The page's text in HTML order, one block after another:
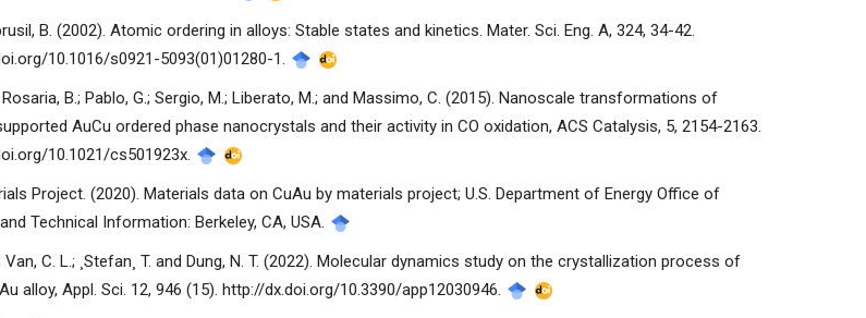
B. (2002). Atomic ordering in alloys: Stable states and kinetics. Mater. Sci. Eng. A, 324, 34-42.
10.1016/s0921-5093(01)01280-1.
Rosaria, B.; Pablo, G.; Sergio, M.; Liberato, M.; and Massimo, C. (2015). Nanoscale transformations of
AuCu ordered phase nanocrystals and their activity in CO oxidation, ACS Catalysis, 5, 2154-2163.
10.1021/cs501923x.
Project. (2020). Materials data on CuAu by materials project; U.S. Department of Energy Office of
Technical Information: Berkeley, CA, USA.
Van, C. L.; ¸Stefan¸ T. and Dung, N. T. (2022). Molecular dynamics study on the crystallization process of
alloy, Appl. Sci. 12, 946 (15). http://dx.doi.org/10.3390/app12030946.